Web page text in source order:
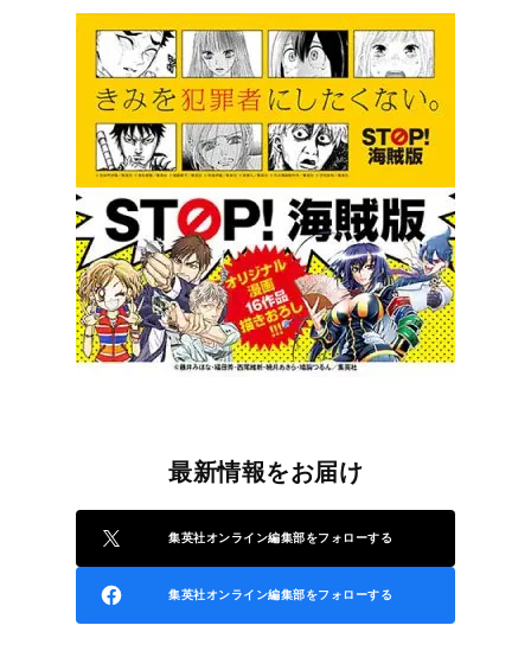
最新情報をお届け
集英社オンライン編集部をフォローする
集英社オンライン編集部をフォローする